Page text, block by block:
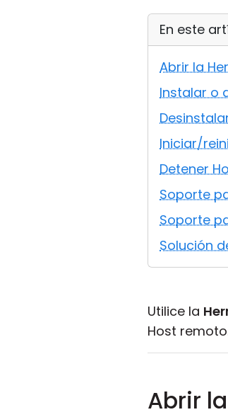
En este
Abrir la
Instalar o
Iniciar/
Detener
Soporte
Soporte
Solución
Utilice la
Host
Abrir